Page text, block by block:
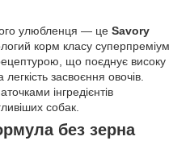
улюбленця — це Savory
корм класу суперпреміум
що поєднує високу
засвоєння овочів.
інгредієнтів
собак.
без зерна